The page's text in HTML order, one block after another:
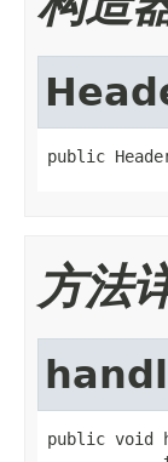
public
方法
public void